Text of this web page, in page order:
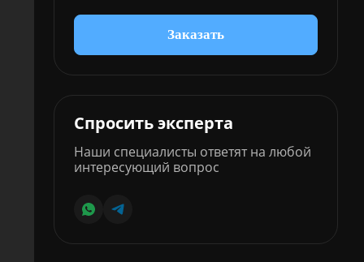
Заказать
Спросить эксперта
Наши специалисты ответят на любой
интересующий вопрос